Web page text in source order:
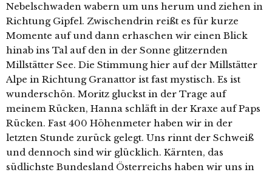
Nebelschwaden wabern um uns herum und ziehen in
Richtung Gipfel. Zwischendrin reißt es für kurze
Momente auf und dann erhaschen wir einen Blick
hinab ins Tal auf den in der Sonne glitzernden
Millstätter See. Die Stimmung hier auf der Millstätter
Alpe in Richtung Granattor ist fast mystisch. Es ist
wunderschön. Moritz gluckst in der Trage auf
meinem Rücken, Hanna schläft in der Kraxe auf Paps
Rücken. Fast 400 Höhenmeter haben wir in der
letzten Stunde zurück gelegt. Uns rinnt der Schweiß
und dennoch sind wir glücklich. Kärnten, das
südlichste Bundesland Österreichs haben wir uns in